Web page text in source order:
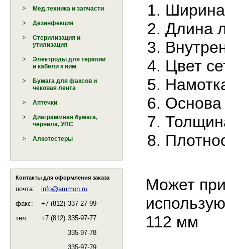
Мед.техника и запчасти
Дезинфекция
Стерилизация и
утилизация
Электроды для терапии
и кабели к ним
Бумага для факсов и
чековая лента
Аптечки
Диаграммная бумага,
чернила, УПС
Алкотестеры
Контакты для оформления заказа
почта:
info@ammon.ru
факс:
+7 (812) 337-27-99
тел.:
+7 (812) 335-97-77
335-97-78
335-97-79
Длина
Цвет
Основа
Может
112 мм